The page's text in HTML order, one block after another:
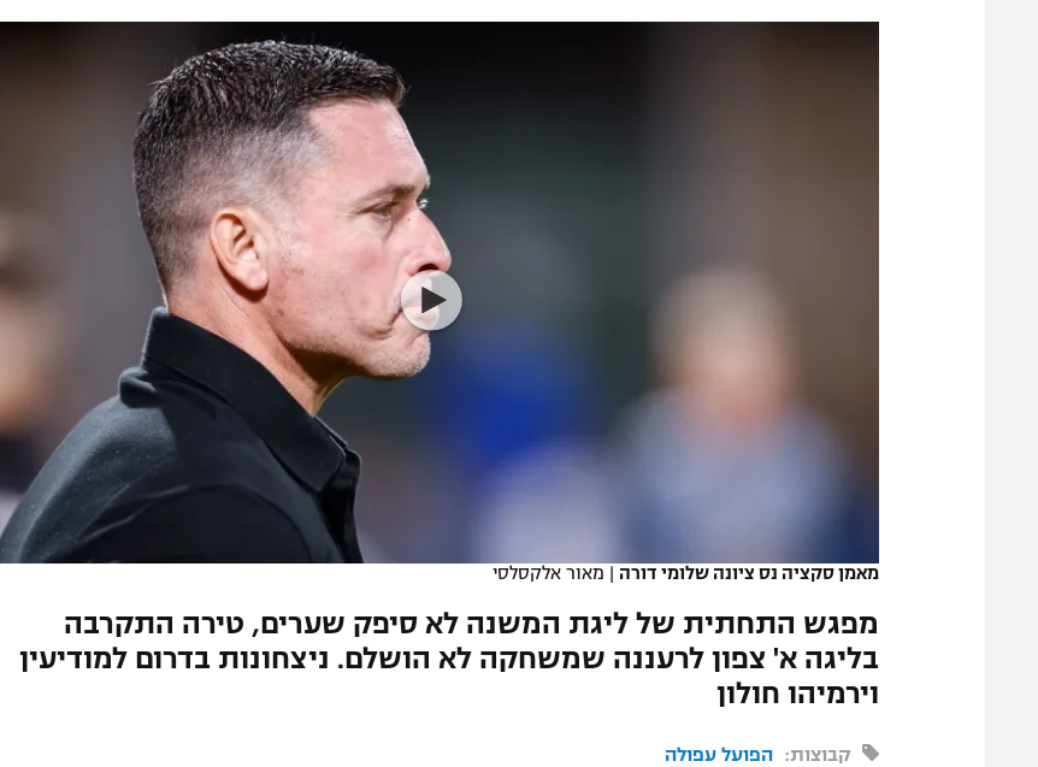
רשיון להקרנה פומבית לבית עסק
הצטרפות לחבילת הערוצים
הפועל תל אביב
ליגה סינית
ליגה ברזילאית
ליגות נוספות
מאמן סקציה נס ציונה שלומי דורה | מאור אלקסלסי
מפגש התחתית של ליגת המשנה לא סיפק שערים, טירה התקרבה
בליגה א' צפון לרעננה שמשחקה לא הושלם. ניצחונות בדרום למודיעין
וירמיהו חולון
קבוצות: הפועל עפולה